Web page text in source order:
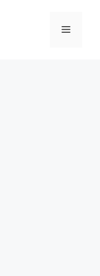
Menu